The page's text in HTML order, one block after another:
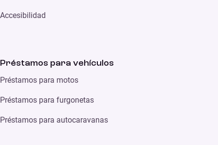
Accesibilidad
Préstamos para vehículos
Préstamos para motos
Préstamos para furgonetas
Préstamos para autocaravanas